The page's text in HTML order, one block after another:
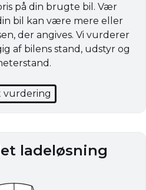
på din brugte bil. Vær
bil kan være mere eller
der angives. Vi vurderer
af bilens stand, udstyr og
vurdering
ladeløsning